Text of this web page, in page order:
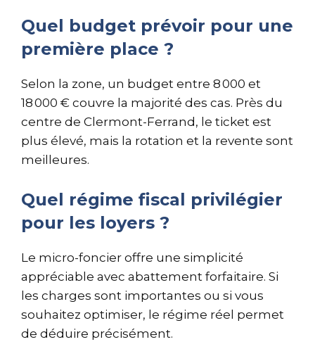
Quel budget prévoir pour une
première place ?
Selon la zone, un budget entre 8 000 et
18 000 € couvre la majorité des cas. Près du
centre de Clermont-Ferrand, le ticket est
plus élevé, mais la rotation et la revente sont
meilleures.
Quel régime fiscal privilégier
pour les loyers ?
Le micro-foncier offre une simplicité
appréciable avec abattement forfaitaire. Si
les charges sont importantes ou si vous
souhaitez optimiser, le régime réel permet
de déduire précisément.